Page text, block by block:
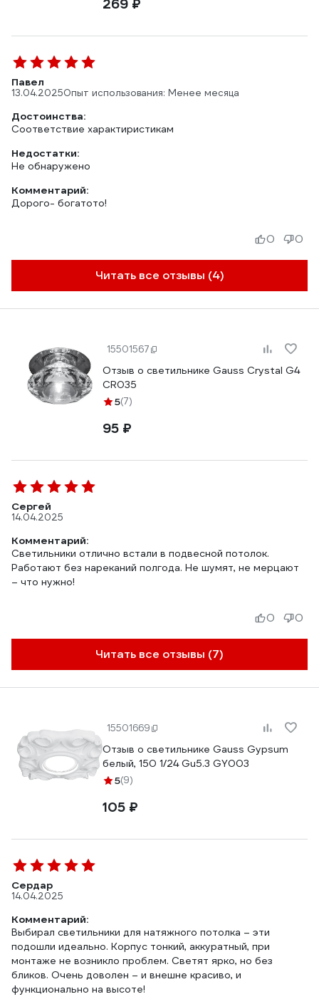
269 ₽
Павел
13.04.2025Опыт использования: Менее месяца
Достоинства:
Соответствие характиристикам
Недостатки:
Не обнаружено
Комментарий:
Дорого- богатото!
Читать все отзывы (4)
0 0
15501567
Отзыв о светильнике Gauss Crystal G4
CR035
5(7)
95 ₽
Сергей
14.04.2025
Комментарий:
Светильники отлично встали в подвесной потолок.
Работают без нареканий полгода. Не шумят, не мерцают
– что нужно!
Читать все отзывы (7)
0 0
15501669
Отзыв о светильнике Gauss Gypsum
белый, 150 1/24 Gu5.3 GY003
5(9)
105 ₽
Сердар
14.04.2025
Комментарий:
Выбирал светильники для натяжного потолка – эти
подошли идеально. Корпус тонкий, аккуратный, при
монтаже не возникло проблем. Светят ярко, но без
бликов. Очень доволен – и внешне красиво, и
функционально на высоте!